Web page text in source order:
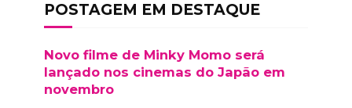
POSTAGEM EM DESTAQUE
Novo filme de Minky Momo será
lançado nos cinemas do Japão em
novembro